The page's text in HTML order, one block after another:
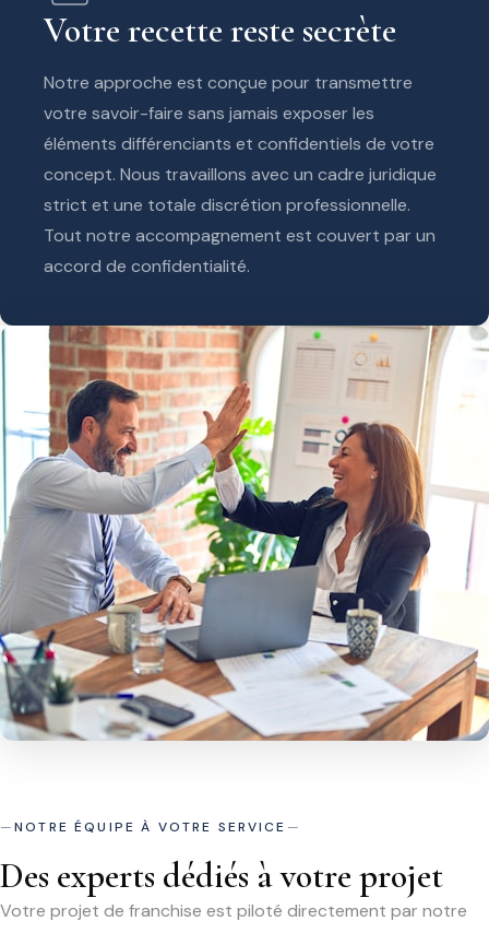
Votre recette reste secrète
Notre approche est conçue pour transmettre
votre savoir-faire sans jamais exposer les
éléments différenciants et confidentiels de votre
concept. Nous travaillons avec un cadre juridique
strict et une totale discrétion professionnelle.
Tout notre accompagnement est couvert par un
accord de confidentialité.
NOTRE ÉQUIPE À VOTRE SERVICE
Des experts dédiés à votre projet
Votre projet de franchise est piloté directement par notre